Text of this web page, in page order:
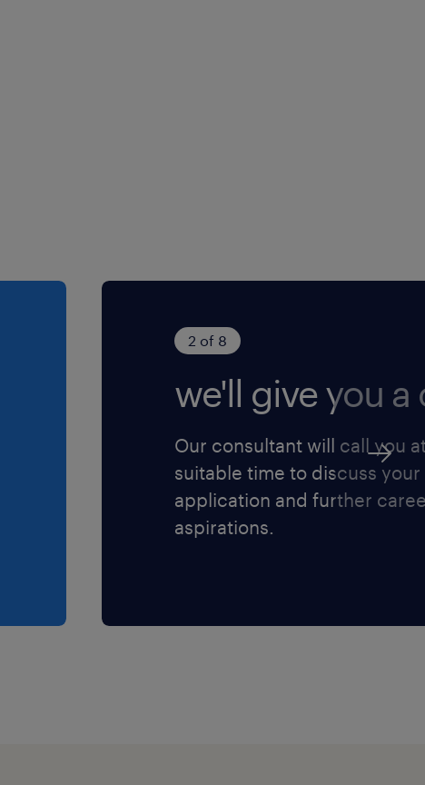
2 of 8
we'll give you a
Our consultant will call you
suitable time to discuss your
application and further
aspirations.